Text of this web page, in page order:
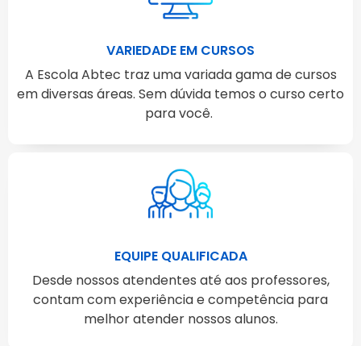
VARIEDADE EM CURSOS
A Escola Abtec traz uma variada gama de cursos
em diversas áreas. Sem dúvida temos o curso certo
para você.
EQUIPE QUALIFICADA
Desde nossos atendentes até aos professores,
contam com experiência e competência para
melhor atender nossos alunos.